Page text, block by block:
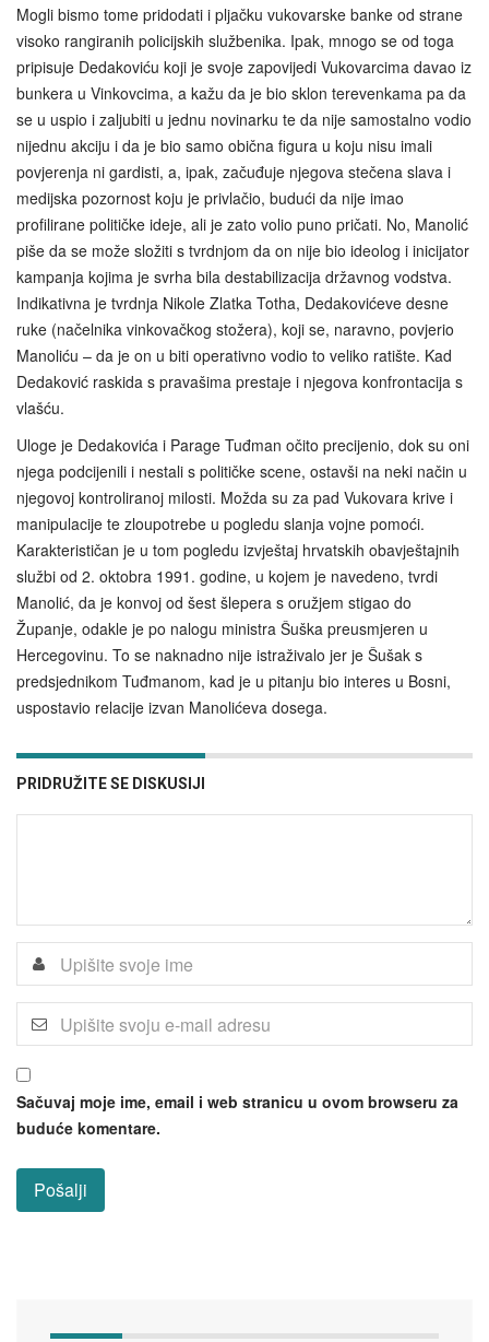
Mogli bismo tome pridodati i pljačku vukovarske banke od strane
visoko rangiranih policijskih službenika. Ipak, mnogo se od toga
pripisuje Dedakoviću koji je svoje zapovijedi Vukovarcima davao iz
bunkera u Vinkovcima, a kažu da je bio sklon terevenkama pa da
se u uspio i zaljubiti u jednu novinarku te da nije samostalno vodio
nijednu akciju i da je bio samo obična figura u koju nisu imali
povjerenja ni gardisti, a, ipak, začuđuje njegova stečena slava i
medijska pozornost koju je privlačio, budući da nije imao
profilirane političke ideje, ali je zato volio puno pričati. No, Manolić
piše da se može složiti s tvrdnjom da on nije bio ideolog i inicijator
kampanja kojima je svrha bila destabilizacija državnog vodstva.
Indikativna je tvrdnja Nikole Zlatka Totha, Dedakovićeve desne
ruke (načelnika vinkovačkog stožera), koji se, naravno, povjerio
Manoliću – da je on u biti operativno vodio to veliko ratište. Kad
Dedaković raskida s pravašima prestaje i njegova konfrontacija s
vlašću.
Uloge je Dedakovića i Parage Tuđman očito precijenio, dok su oni
njega podcijenili i nestali s političke scene, ostavši na neki način u
njegovoj kontroliranoj milosti. Možda su za pad Vukovara krive i
manipulacije te zloupotrebe u pogledu slanja vojne pomoći.
Karakterističan je u tom pogledu izvještaj hrvatskih obavještajnih
službi od 2. oktobra 1991. godine, u kojem je navedeno, tvrdi
Manolić, da je konvoj od šest šlepera s oružjem stigao do
Županje, odakle je po nalogu ministra Šuška preusmjeren u
Hercegovinu. To se naknadno nije istraživalo jer je Šušak s
predsjednikom Tuđmanom, kad je u pitanju bio interes u Bosni,
uspostavio relacije izvan Manolićeva dosega.
PRIDRUŽITE SE DISKUSIJI
Sačuvaj moje ime, email i web stranicu u ovom browseru za
buduće komentare.